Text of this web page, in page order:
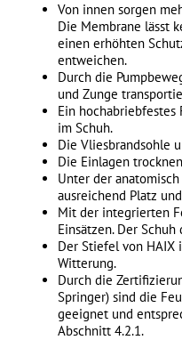
Von innen sorgen
Die Membrane lässt
einen erhöhten
entweichen.
Durch die
und Zunge
Ein
im Schuh.
Die Vliesbrandsohle
Die Einlagen
Unter der
ausreichend Platz
Mit der integrierten
Einsätzen. Der
Der Stiefel von
Witterung.
Durch die
Springer) sind die
geeignet und
Abschnitt 4.2.1.